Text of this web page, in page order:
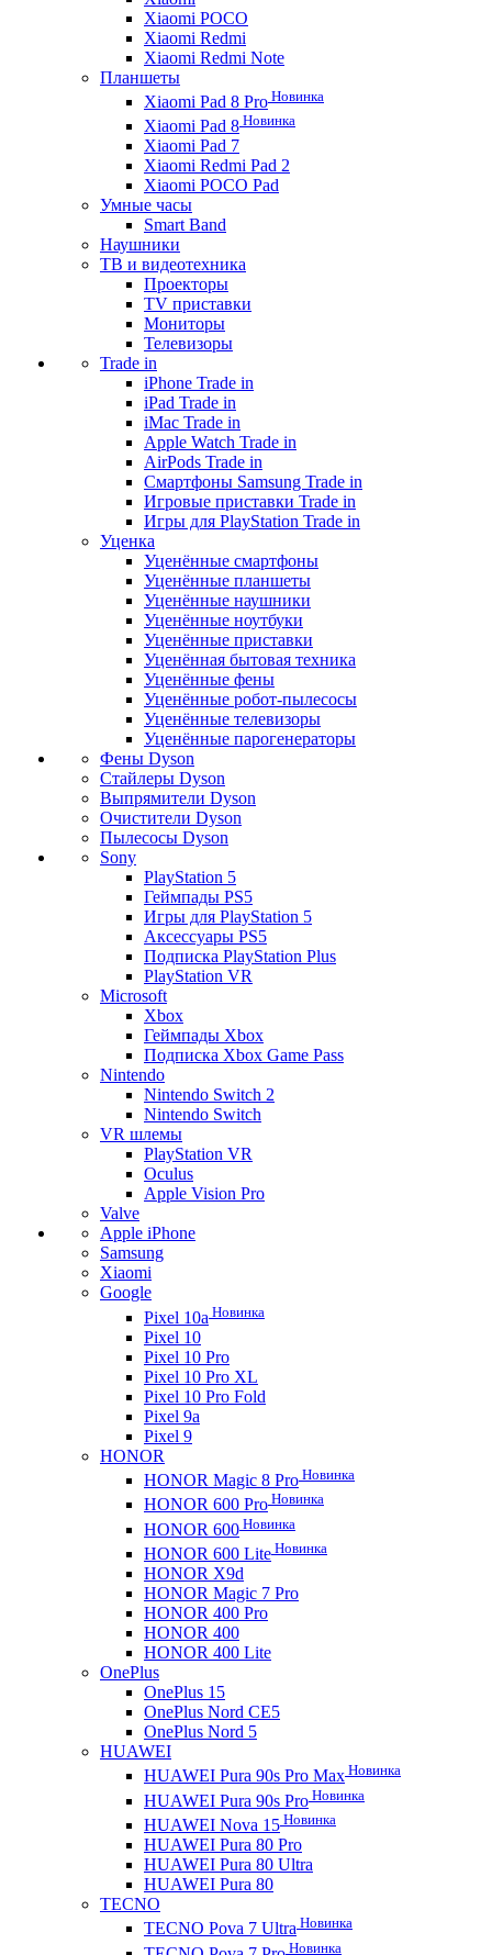
Xiaomi POCO
Xiaomi Redmi
Xiaomi Redmi Note
Планшеты
Xiaomi Pad 8 Pro Новинка
Xiaomi Pad 8 Новинка
Xiaomi Pad 7
Xiaomi Redmi Pad 2
Xiaomi POCO Pad
Умные часы
Smart Band
Наушники
ТВ и видеотехника
Проекторы
TV приставки
Мониторы
Телевизоры
Trade in
iPhone Trade in
iPad Trade in
iMac Trade in
Apple Watch Trade in
AirPods Trade in
Смартфоны Samsung Trade in
Игровые приставки Trade in
Игры для PlayStation Trade in
Уценка
Уценённые смартфоны
Уценённые планшеты
Уценённые наушники
Уценённые ноутбуки
Уценённые приставки
Уценённая бытовая техника
Уценённые фены
Уценённые робот-пылесосы
Уценённые телевизоры
Уценённые парогенераторы
Фены Dyson
Стайлеры Dyson
Выпрямители Dyson
Очистители Dyson
Пылесосы Dyson
Sony
PlayStation 5
Геймпады PS5
Игры для PlayStation 5
Аксессуары PS5
Подписка PlayStation Plus
PlayStation VR
Microsoft
Xbox
Геймпады Xbox
Подписка Xbox Game Pass
Nintendo
Nintendo Switch 2
Nintendo Switch
VR шлемы
PlayStation VR
Oculus
Apple Vision Pro
Valve
Apple iPhone
Samsung
Xiaomi
Google
Pixel 10a Новинка
Pixel 10
Pixel 10 Pro
Pixel 10 Pro XL
Pixel 10 Pro Fold
Pixel 9a
Pixel 9
HONOR
HONOR Magic 8 Pro Новинка
HONOR 600 Pro Новинка
HONOR 600 Новинка
HONOR 600 Lite Новинка
HONOR X9d
HONOR Magic 7 Pro
HONOR 400 Pro
HONOR 400
HONOR 400 Lite
OnePlus
OnePlus 15
OnePlus Nord CE5
OnePlus Nord 5
HUAWEI
HUAWEI Pura 90s Pro Max Новинка
HUAWEI Pura 90s Pro Новинка
HUAWEI Nova 15 Новинка
HUAWEI Pura 80 Pro
HUAWEI Pura 80 Ultra
HUAWEI Pura 80
TECNO
TECNO Pova 7 Ultra Новинка
Новинка